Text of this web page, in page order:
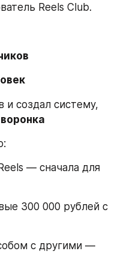
Reels Club.
и создал систему,
— сначала для
300 000 рублей с
с другими —